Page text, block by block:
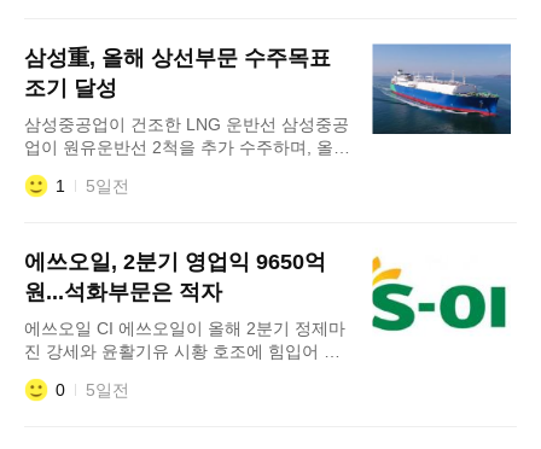
격이 오르면서 매출은 전분기 대비 6.4% 증
가했다. 영업이익도 전분기보다 개선됐다.
차입금 및 부채비율에 대해서는 "미국 제철
소 신규
삼성重, 올해 상선부문 수주목표
조기 달성
삼성중공업이 건조한 LNG 운반선 삼성중공
업이 원유운반선 2척을 추가 수주하며, 올해
상선 부문 수주 목표를 조기에 달성했다. 삼
성중공업은 유럽 지역 선사와 원유운반선 2
년 8월까지 순차적으로 인도될 예정이다. 삼
성중공업의 올해 상선 부문 누적 수주 실적
은 34척, 58억달러로 수주 목표인 57억달러
의 102%를 달성했다. 선종별
1 5일전
에쓰오일, 2분기 영업익 9650억
원...석화부문은 적자
에쓰오일 CI 에쓰오일이 올해 2분기 정제마
진 강세와 윤활기유 시황 호조에 힘입어 전
년 동기 대비 흑자 전환했다. 다만 전분기 발
생한 일회성 재고 관련 이익이 사라지면서
0 5일전